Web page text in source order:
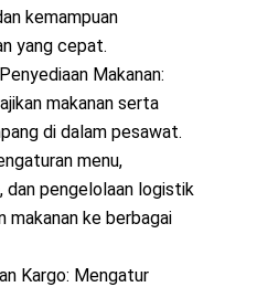
kemampuan
yang cepat.
Makanan:
makanan serta
di dalam pesawat.
menu,
dan pengelolaan logistik
makanan ke berbagai
Kargo: Mengatur